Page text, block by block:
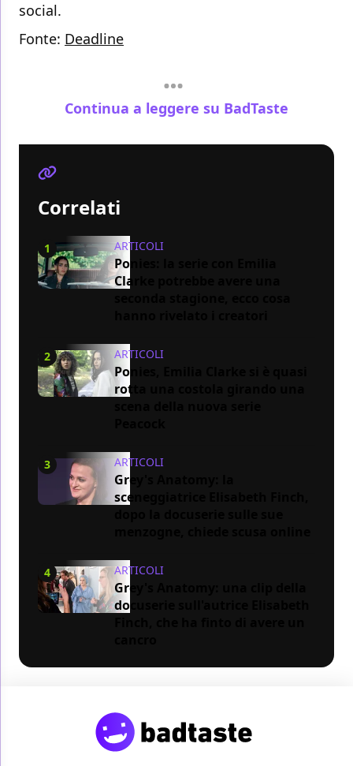
social.
Fonte: Deadline
Continua a leggere su BadTaste
Correlati
1 ARTICOLI
Ponies: la serie con Emilia
Clarke potrebbe avere una
2 ARTICOLI
Ponies, Emilia Clarke si è quasi
rotta una costola girando una
3 ARTICOLI
Grey's Anatomy: la
sceneggiatrice Elisabeth Finch,
4 ARTICOLI
Grey's Anatomy: una clip della
docuserie sull'autrice Elisabeth